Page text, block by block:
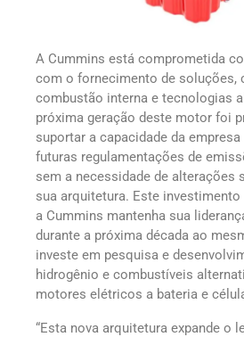
A Cummins está comprometida
com o fornecimento de soluções,
combustão interna e tecnologias
próxima geração deste motor foi
suportar a capacidade da
futuras regulamentações de
sem a necessidade de alterações
sua arquitetura. Este
a Cummins mantenha sua
durante a próxima década ao
investe em pesquisa e
hidrogênio e combustíveis
motores elétricos a bateria e
“Esta nova arquitetura expande o